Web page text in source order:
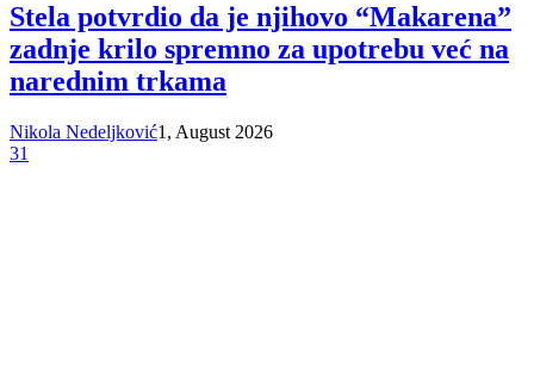
Stela potvrdio da je njihovo “Makarena”
zadnje krilo spremno za upotrebu već na
narednim trkama
Nikola Nedeljković1, August 2026
31